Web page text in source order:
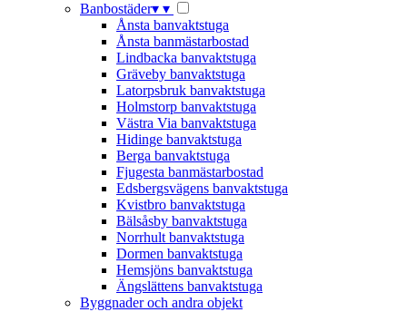
Banbostäder▾ ▾
Ånsta banvaktstuga
Ånsta banmästarbostad
Lindbacka banvaktstuga
Gräveby banvaktstuga
Latorpsbruk banvaktstuga
Holmstorp banvaktstuga
Västra Via banvaktstuga
Hidinge banvaktstuga
Berga banvaktstuga
Fjugesta banmästarbostad
Edsbergsvägens banvaktstuga
Kvistbro banvaktstuga
Bälsåsby banvaktstuga
Norrhult banvaktstuga
Dormen banvaktstuga
Hemsjöns banvaktstuga
Ängslättens banvaktstuga
Byggnader och andra objekt